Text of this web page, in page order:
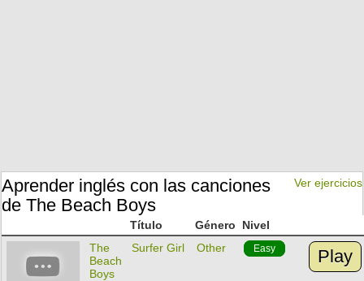
Ver ejercicios
Aprender inglés con las canciones
de The Beach Boys
Título Género
Nivel
The
Beach
Boys
Surfer Girl Other Easy Play